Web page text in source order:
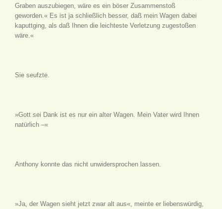
Graben auszubiegen, wäre es ein böser Zusammenstoß
geworden.« Es ist ja schließlich besser, daß mein Wagen dabei
kaputtging, als daß Ihnen die leichteste Verletzung zugestoßen
wäre.«
Sie seufzte.
»Gott sei Dank ist es nur ein alter Wagen. Mein Vater wird Ihnen
natürlich –«
Anthony konnte das nicht unwidersprochen lassen.
»Ja, der Wagen sieht jetzt zwar alt aus«, meinte er liebenswürdig,